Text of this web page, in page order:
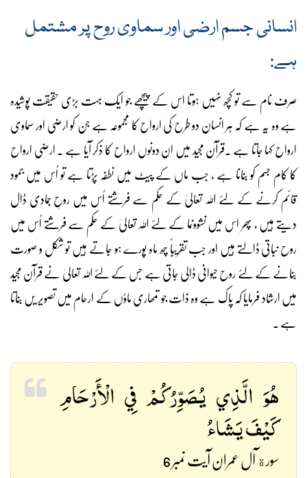
انسانی جسم ارضی اور سماوی روح پر مشتمل
ہے:
صرف نام سے تو کچھ نہیں ہوتا اس کے پیچھے جو ایک بہت بڑی حقیقت پوشیدہ
ہے وہ یہ ہے کہ ہر انسان دو طرح کی ارواح کا مجموعہ ہے جن کو ارضی اور سماوی
ارواح کہا جاتا ہے ۔قرآن مجید میں ان دونوں ارواح کا ذکر آیا ہے ۔ ارضی ارواح
کا کام جسم کو بنانا ہے ، جب ماں کے پیٹ میں نطفہ پڑتا ہے تو اُس میں جمود
قائم کرنے کے لئے اللہ تعالیٰ کے حکم سے فرشتے اُس میں روحِ جمادی ڈال
دیتے ہیں ، پھر اس میں نشوونما کے لئے اللہ تعالیٰ کے حکم سے فرشتے اُس میں
روح نباتی ڈالتے ہیں اور جب تقریباً چھ ماہ پورے ہو جاتے ہیں تو شکل و صورت
بنانے کے لئے روح حیوانی ڈالی جاتی ہے جس کے لئے اللہ تعالیٰ نے قرآن مجید
میں ارشاد فرمایا کہ پاک ہے وہ ذات جو تمھاری ماؤں کے ارحام میں تصویر یں بناتا
ہے ۔
هُوَ الَّذِي يُصَوِّرُكُمْ فِي الْأَرْحَامِ
كَيْفَ يَشَاءُ
سورة آل عمران آیت نمبر 6